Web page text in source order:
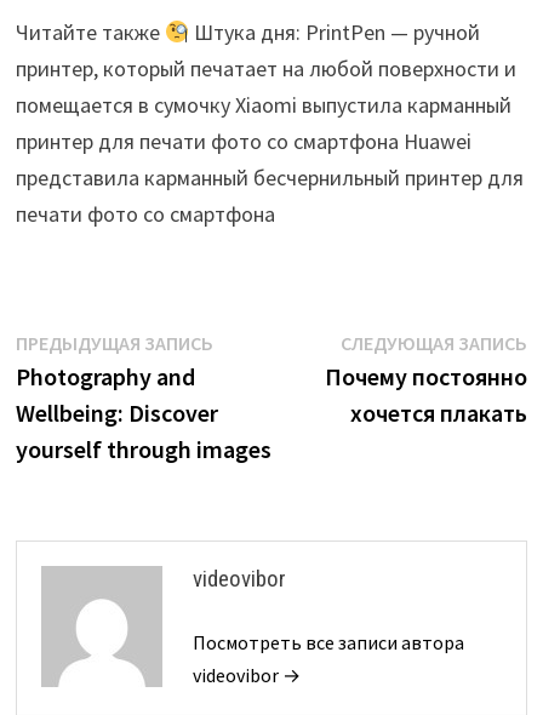
Читайте также
Штука дня: PrintPen — ручной
принтер, который печатает на любой поверхности и
помещается в сумочку Xiaomi выпустила карманный
принтер для печати фото со смартфона Huawei
представила карманный бесчернильный принтер для
печати фото со смартфона
Навигация
по
записям
ПРЕДЫДУЩАЯ ЗАПИСЬПредыдущая
Photography and
Wellbeing: Discover
yourself through images
СЛЕДУЮЩАЯ ЗАПИСЬ
Почему постоянно
хочется плакать
videovibor
Посмотреть все записи автора
videovibor →